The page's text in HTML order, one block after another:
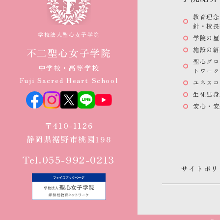
学校法人聖心女子学院
不二聖心女子学院
中学校・高等学校
Fuji Sacred Heart School
〒410-1126
静岡県裾野市桃園198
Tel.055-992-0213
教育理
針・校
学院の
施設の
聖心グ
トワーク
ユネス
生徒出
安心・
サイトポ